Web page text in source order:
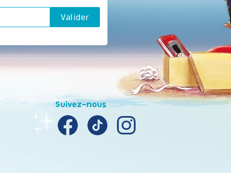
Suivez-nous